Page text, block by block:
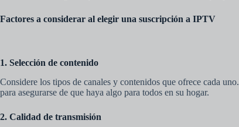
Factores a considerar al elegir una suscripción a IPTV
1. Selección de contenido
Considere los tipos de canales y contenidos que ofrece cada uno.
para asegurarse de que haya algo para todos en su hogar.
2. Calidad de transmisión